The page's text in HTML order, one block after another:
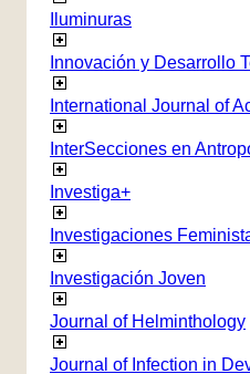
Iluminuras
Innovación y Desarrollo
International Journal of
InterSecciones en
Investiga+
Investigaciones
Investigación Joven
Journal of Helminthology
Journal of Infection in